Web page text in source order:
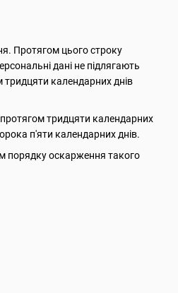
Протягом цього строку
дані не підлягають
тридцяти календарних днів
протягом тридцяти календарних
п'яти календарних днів.
порядку оскарження такого